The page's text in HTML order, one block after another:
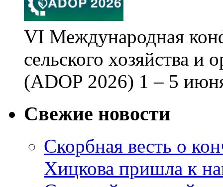
VI Международная
сельского хозяйства и
(ADOP 2026) 1 – 5
Свежие новости
Скорбная весть о
Хицкова пришла к